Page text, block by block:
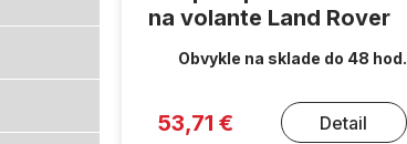
na volante Land Rover
Obvykle na sklade do 48 hod.
53,71 € Detail